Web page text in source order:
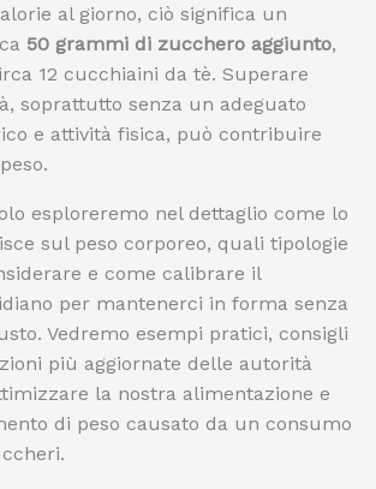
al giorno, ciò significa un
50 grammi di zucchero aggiunto,
12 cucchiaini da tè. Superare
soprattutto senza un adeguato
e attività fisica, può contribuire
esploreremo nel dettaglio come lo
sul peso corporeo, quali tipologie
e come calibrare il
per mantenerci in forma senza
Vedremo esempi pratici, consigli
più aggiornate delle autorità
la nostra alimentazione e
di peso causato da un consumo